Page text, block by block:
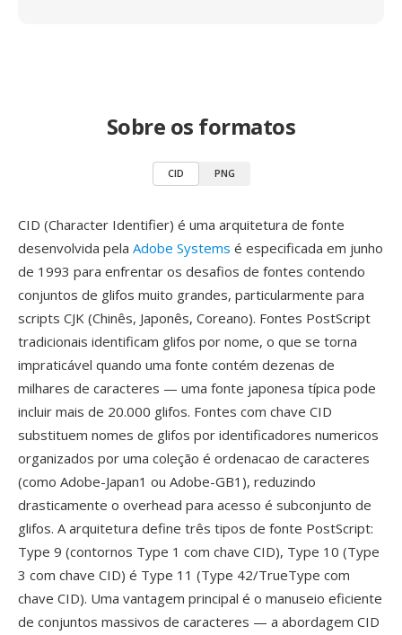
Sobre os formatos
CID PNG
CID (Character Identifier) é uma arquitetura de fonte
desenvolvida pela Adobe Systems é especificada em junho
de 1993 para enfrentar os desafios de fontes contendo
conjuntos de glifos muito grandes, particularmente para
scripts CJK (Chinês, Japonês, Coreano). Fontes PostScript
tradicionais identificam glifos por nome, o que se torna
impraticável quando uma fonte contém dezenas de
milhares de caracteres — uma fonte japonesa típica pode
incluir mais de 20.000 glifos. Fontes com chave CID
substituem nomes de glifos por identificadores numericos
organizados por uma coleção é ordenacao de caracteres
(como Adobe-Japan1 ou Adobe-GB1), reduzindo
drasticamente o overhead para acesso é subconjunto de
glifos. A arquitetura define três tipos de fonte PostScript:
Type 9 (contornos Type 1 com chave CID), Type 10 (Type
3 com chave CID) é Type 11 (Type 42/TrueType com
chave CID). Uma vantagem principal é o manuseio eficiente
de conjuntos massivos de caracteres — a abordagem CID